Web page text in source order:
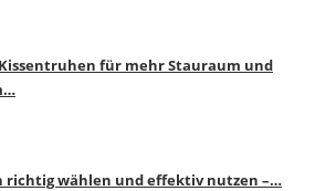
für mehr Stauraum und
richtig wählen und effektiv nutzen –…